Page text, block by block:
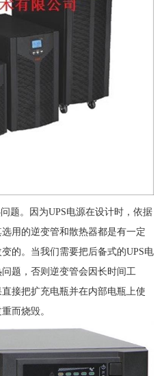
题。因为UPS电源在设计时，依据
用的逆变管和散热器都是有一定
的。当我们需要把后备式的UPS电
题，否则逆变管会因长时间工
接把扩充电瓶并在内部电瓶上使
而烧毁。